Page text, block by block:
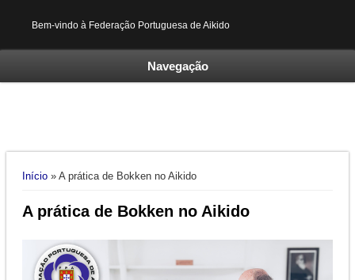
Bem-vindo à Federação Portuguesa de Aikido
Navegação
Está aqui
Início» A prática de Bokken no Aikido
A prática de Bokken no Aikido